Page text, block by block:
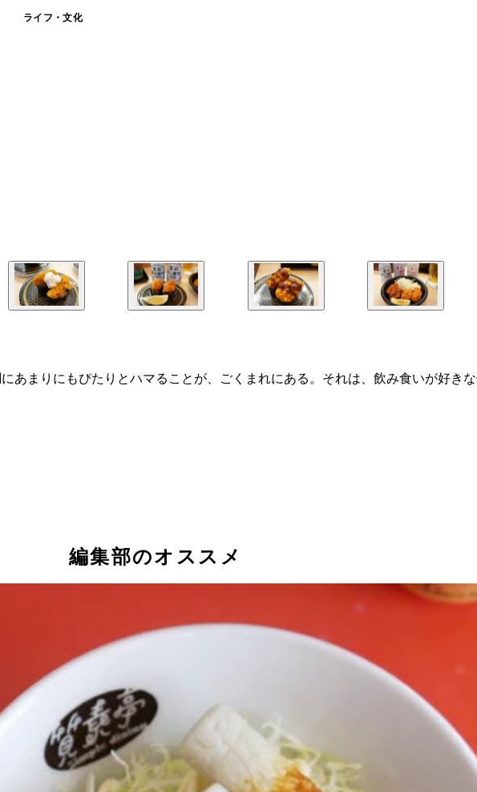
ライフ・文化
あまりにもぴたりとハマることが、ごくまれにある。それは、飲み食いが好き
編集部のオススメ